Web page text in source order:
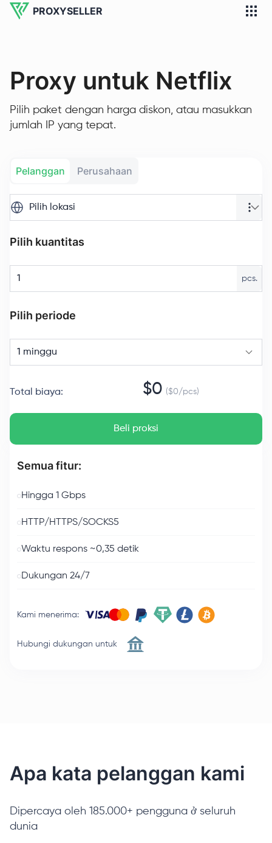
PROXYSELLER
Proxy untuk Netflix
Pilih paket dengan harga diskon, atau masukkan
jumlah IP yang tepat.
Pelanggan Perusahaan
Pilih lokasi
Pilih kuantitas
pcs.
Pilih periode
1 minggu
Total biaya: $0 ($0/pcs)
Beli proksi
Semua fitur:
Hingga 1 Gbps
HTTP/HTTPS/SOCKS5
Waktu respons ~0,35 detik
Dukungan 24/7
Kami menerima:
Hubungi dukungan untuk
Apa kata pelanggan kami
Dipercaya oleh 185.000+ pengguna ở seluruh
dunia